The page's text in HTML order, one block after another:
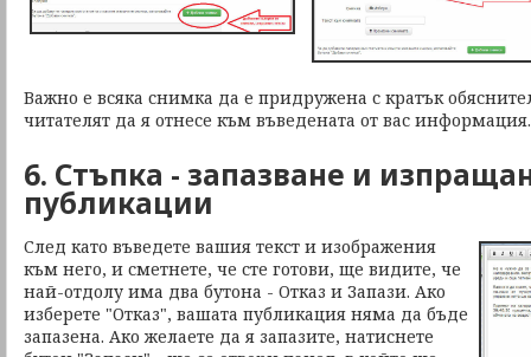
Важно е всяка снимка да е придружена с кратък
читателят да я отнесе към въведената от вас информация.
6. Стъпка - запазване и
публикации
След като въведете вашия текст и изображения
към него, и сметнете, че сте готови, ще видите, че
най-отдолу има два бутона - Отказ и Запази. Ако
изберете "Отказ", вашата публикация няма да бъде
запазена. Ако желаете да я запазите, натиснете